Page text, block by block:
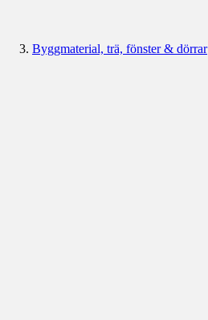
Byggmaterial, trä, fönster & dörrar